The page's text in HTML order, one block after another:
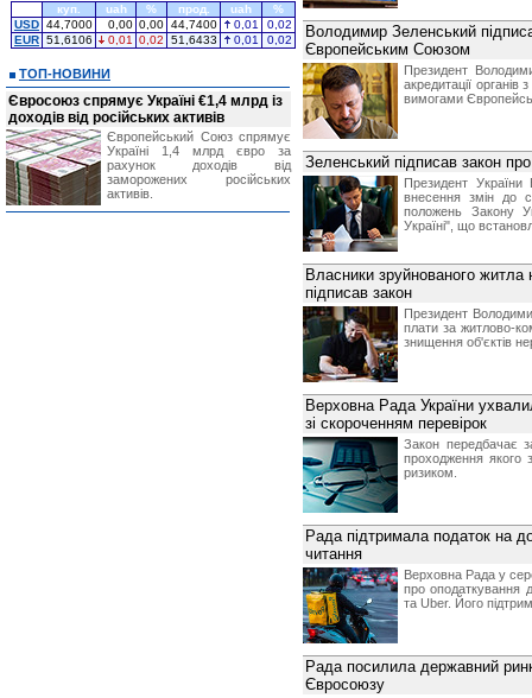
Володимир Зеленський
Європейським Союзом
Президент
акредитації органів
вимогами
Зеленський підписав закон
Президент
внесення змін до
положень Закону
Україні", що
Власники зруйнованого
підписав закон
Президент
плати за житлово-
знищення об'єктів
Верховна Рада України
зі скороченням перевірок
Закон передбачає
проходження якого
ризиком.
Рада підтримала податок на
читання
Верховна Рада у
про оподаткування
та Uber. Його
Рада посилила державний
Євросоюзу
куп. uah % прод. uah
%
USD 44,7000 0,00 0,00 44,7400 0,01
0,02
EUR 51,6106 0,01 0,02 51,6433 0,01 0,02
ТОП-НОВИНИ
Євросоюз спрямує Україні €1,4 млрд із
доходів від російських активів
Європейський Союз спрямує
Україні 1,4 млрд євро за
рахунок доходів від
заморожених російських
активів.